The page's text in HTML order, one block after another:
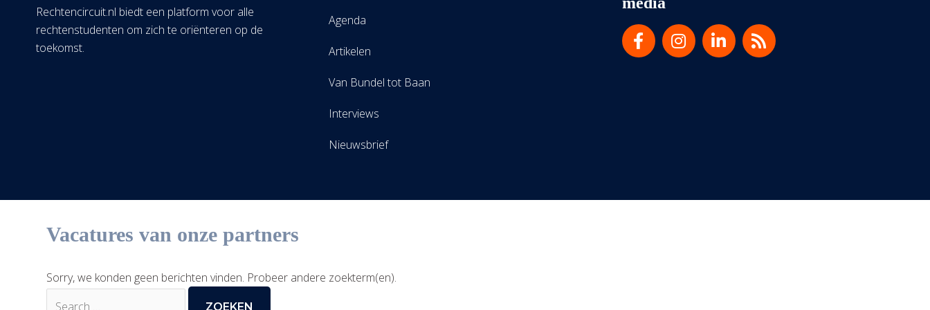
Rechtencircuit.nl biedt een platform voor alle
rechtenstudenten om zich te oriënteren op de
toekomst.
Agenda
Artikelen
Van Bundel tot Baan
Interviews
Nieuwsbrief
Vacatures van onze partners
Sorry, we konden geen berichten vinden. Probeer andere zoekterm(en).